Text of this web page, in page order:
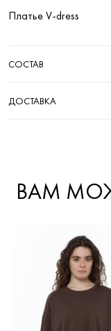
Платье V-dress
СОСТАВ
ДОСТАВКА
ВАМ